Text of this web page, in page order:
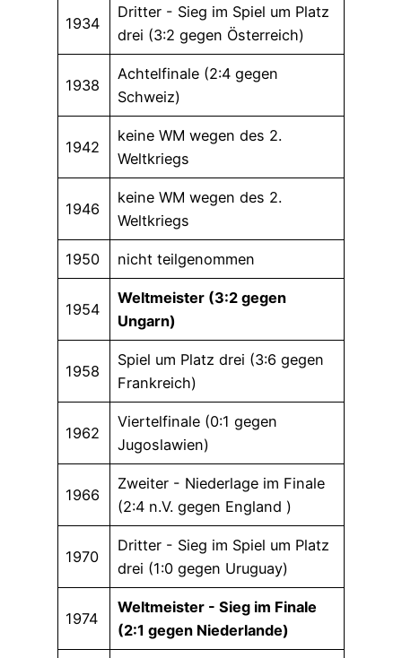
1934
Dritter - Sieg im Spiel um Platz
drei (3:2 gegen Österreich)
1938
Achtelfinale (2:4 gegen
Schweiz)
1942
keine WM wegen des 2.
Weltkriegs
1946
keine WM wegen des 2.
Weltkriegs
1950 nicht teilgenommen
1954
Weltmeister (3:2 gegen
Ungarn)
1958
Spiel um Platz drei (3:6 gegen
Frankreich)
1962
Viertelfinale (0:1 gegen
Jugoslawien)
1966
Zweiter - Niederlage im Finale
(2:4 n.V. gegen England )
1970
Dritter - Sieg im Spiel um Platz
drei (1:0 gegen Uruguay)
1974
Weltmeister - Sieg im Finale
(2:1 gegen Niederlande)